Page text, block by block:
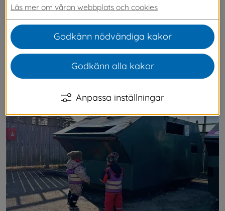
karaktär som heter Sop-Gunilla. Med anledning
av skräpplockardagarna under perioden mars
till maj har förskolan börjat arbeta med temat
skräpplockning. Detta med inspiration av
Läs mer om våran webbplats och cookies
Godkänn nödvändiga kakor
Godkänn alla kakor
Anpassa inställningar